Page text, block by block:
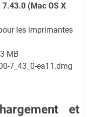
(Mac OS X
les imprimantes
MB
7_43_0-ea11.dmg
et